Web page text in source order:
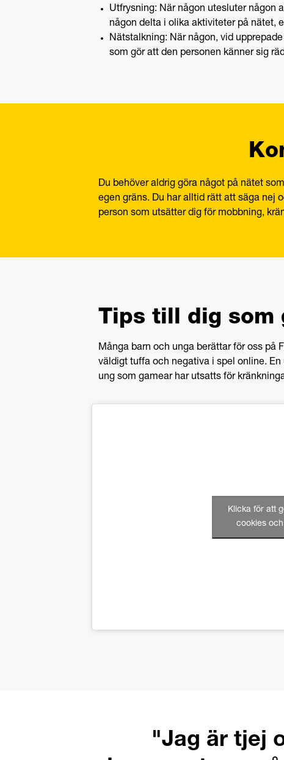
Utfrysning: När någon utesluter någon
någon delta i olika aktiviteter på nätet,
Nätstalkning: När någon, vid
som gör att den personen känner sig
Du behöver aldrig göra något på nätet
egen gräns. Du har alltid rätt att säga nej
person som utsätter dig för mobbning,
Tips till dig som
Många barn och unga berättar för oss på
väldigt tuffa och negativa i spel online.
ung som gamear har utsatts för
Klicka för att
cookies och
"Jag är tjej